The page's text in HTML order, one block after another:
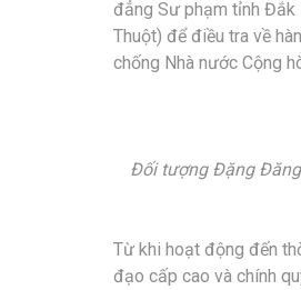
đẳng Sư phạm tỉnh Đắk
Thuột) để điều tra về
chống Nhà nước Cộng
Đối tượng Đặng
Từ khi hoạt động đến
đạo cấp cao và chính